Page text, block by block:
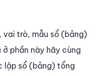
vai trò, mẫu sổ (bảng)
ở phần này hãy cùng
lập sổ (bảng) tổng